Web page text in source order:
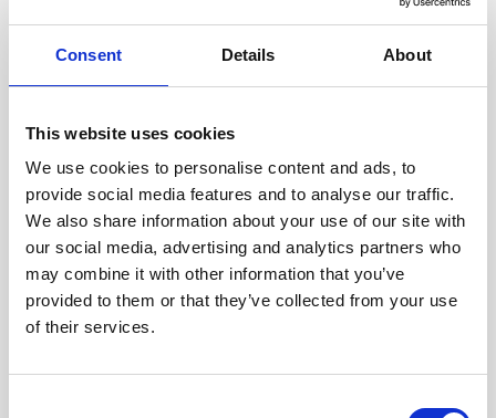
Consent Details About
This website uses cookies
We use cookies to personalise content and ads, to
provide social media features and to analyse our traffic.
We also share information about your use of our site with
our social media, advertising and analytics partners who
may combine it with other information that you’ve
provided to them or that they’ve collected from your use
of their services.
Kjøkken
Te/kaffe-maskin
ABOUT
Hytte med enkel standard, rett ved Fjellstoga. Her går du
rett ut i Hovdens flotte tur og langrennsløyper. Gratis
buss til skisentert for våre gjester.